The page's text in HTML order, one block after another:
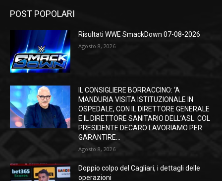
POST POPOLARI
Risultati WWE SmackDown 07-08-2026
Agosto 8, 2026
IL CONSIGLIERE BORRACCINO: ‘A
MANDURIA VISITA ISTITUZIONALE IN
OSPEDALE, CON IL DIRETTORE GENERALE
E IL DIRETTORE SANITARIO DELL’ASL. COL
PRESIDENTE DECARO LAVORIAMO PER
GARANTIRE...
Agosto 8, 2026
Doppio colpo del Cagliari, i dettagli delle
operazioni